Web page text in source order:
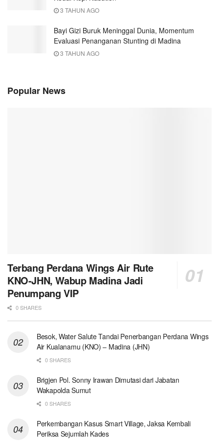
3 TAHUN AGO
Bayi Gizi Buruk Meninggal Dunia, Momentum
Evaluasi Penanganan Stunting di Madina
3 TAHUN AGO
Popular News
Terbang Perdana Wings Air Rute
KNO-JHN, Wabup Madina Jadi
Penumpang VIP
0 SHARES
Besok, Water Salute Tandai Penerbangan Perdana Wings
Air Kualanamu (KNO) – Madina (JHN)
0 SHARES
Brigjen Pol. Sonny Irawan Dimutasi dari Jabatan
Wakapolda Sumut
0 SHARES
Perkembangan Kasus Smart Village, Jaksa Kembali
Periksa Sejumlah Kades